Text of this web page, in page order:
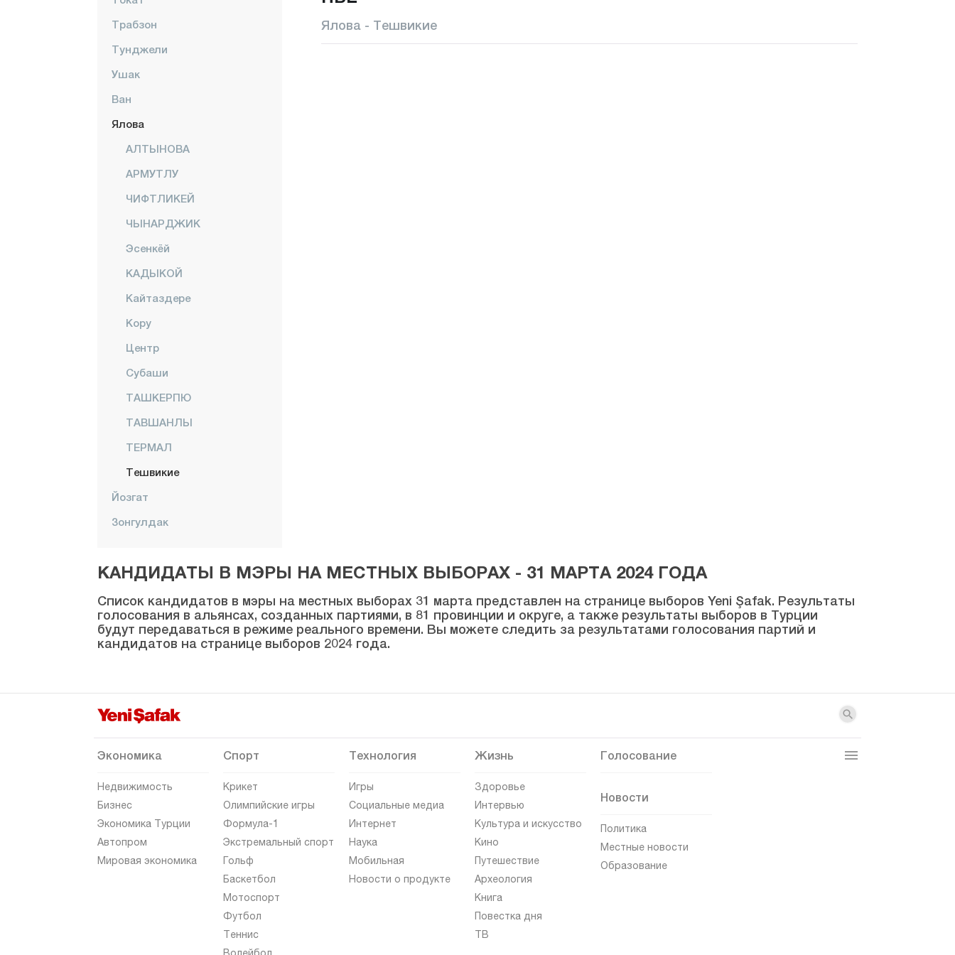
Трабзон
Тунджели
Ушак
Ван
Ялова
АЛТЫНОВА
АРМУТЛУ
ЧИФТЛИКЕЙ
ЧЫНАРДЖИК
Эсенкёй
КАДЫКОЙ
Кайтаздере
Кору
Центр
Субаши
ТАШКЕРПЮ
ТАВШАНЛЫ
ТЕРМАЛ
Тешвикие
Йозгат
Зонгулдак
Ялова - Тешвикие
КАНДИДАТЫ В МЭРЫ НА МЕСТНЫХ ВЫБОРАХ - 31 МАРТА 2024 ГОДА
Список кандидатов в мэры на местных выборах 31 марта представлен на странице выборов Yeni Şafak. Результаты
голосования в альянсах, созданных партиями, в 81 провинции и округе, а также результаты выборов в Турции
будут передаваться в режиме реального времени. Вы можете следить за результатами голосования партий и
кандидатов на странице выборов 2024 года.
Экономика
Недвижимость
Бизнес
Экономика Турции
Автопром
Мировая экономика
Спорт
Крикет
Олимпийские игры
Формула-1
Экстремальный спорт
Гольф
Баскетбол
Мотоспорт
Футбол
Теннис
Технология
Игры
Социальные медиа
Интернет
Наука
Мобильная
Новости о продукте
Жизнь
Здоровье
Интервью
Культура и искусство
Кино
Путешествие
Археология
Книга
Повестка дня
ТВ
Голосование
Новости
Политика
Местные новости
Образование